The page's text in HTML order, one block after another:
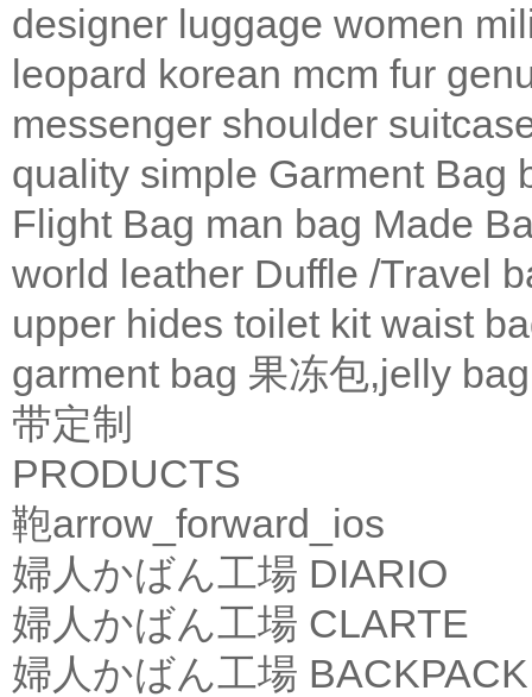
designer luggage women
leopard korean mcm fur
messenger shoulder
quality simple Garment Bag
Flight Bag man bag Made
world leather Duffle /Travel
upper hides toilet kit waist
garment bag 果冻包,jelly bag
带定制
PRODUCTS
鞄arrow_forward_ios
婦人かばん工場 DIARIO
婦人かばん工場 CLARTE
婦人かばん工場 BACKPACK